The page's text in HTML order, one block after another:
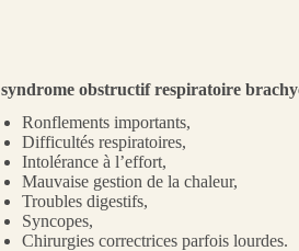
syndrome obstructif respiratoire
Ronflements importants,
Difficultés respiratoires,
Intolérance à l’effort,
Mauvaise gestion de la chaleur,
Troubles digestifs,
Syncopes,
Chirurgies correctrices parfois lourdes.